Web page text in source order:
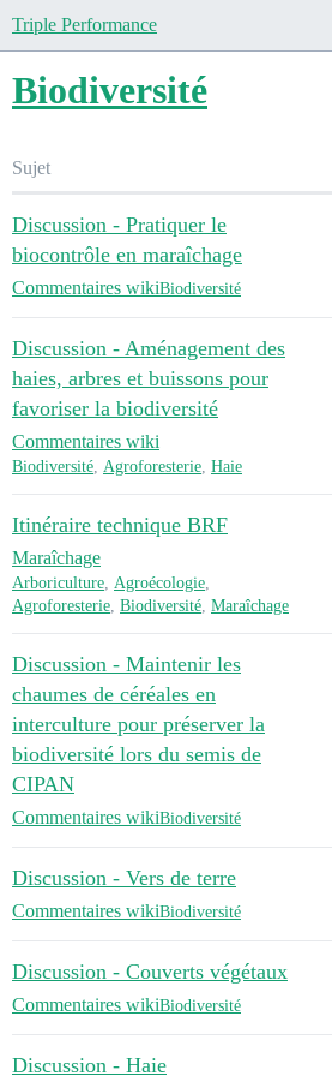
Triple Performance
Biodiversité
Sujet
Discussion - Pratiquer le
biocontrôle en maraîchage
Commentaires wikiBiodiversité
Discussion - Aménagement des
haies, arbres et buissons pour
favoriser la biodiversité
Commentaires wiki
Biodiversité, Agroforesterie, Haie
Itinéraire technique BRF
Maraîchage
Arboriculture, Agroécologie,
Agroforesterie, Biodiversité, Maraîchage
Discussion - Maintenir les
chaumes de céréales en
interculture pour préserver la
biodiversité lors du semis de
CIPAN
Commentaires wikiBiodiversité
Discussion - Vers de terre
Commentaires wikiBiodiversité
Discussion - Couverts végétaux
Commentaires wikiBiodiversité
Discussion - Haie